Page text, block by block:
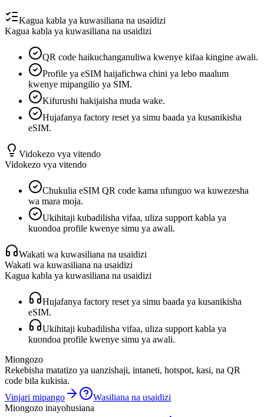
Kagua kabla ya kuwasiliana na usaidizi
Kagua kabla ya kuwasiliana na usaidizi
QR code haikuchanganuliwa kwenye kifaa kingine awali.
Profile ya eSIM haijafichwa chini ya lebo maalum
kwenye mipangilio ya SIM.
Kifurushi hakijaisha muda wake.
Hujafanya factory reset ya simu baada ya kusanikisha
eSIM.
Vidokezo vya vitendo
Vidokezo vya vitendo
Chukulia eSIM QR code kama ufunguo wa kuwezesha
wa mara moja.
Ukihitaji kubadilisha vifaa, uliza support kabla ya
kuondoa profile kwenye simu ya awali.
Wakati wa kuwasiliana na usaidizi
Wakati wa kuwasiliana na usaidizi
Kagua kabla ya kuwasiliana na usaidizi
Hujafanya factory reset ya simu baada ya kusanikisha
eSIM.
Ukihitaji kubadilisha vifaa, uliza support kabla ya
kuondoa profile kwenye simu ya awali.
Miongozo
Rekebisha matatizo ya uanzishaji, intaneti, hotspot, kasi, na QR
code bila kukisia.
Vinjari mipango
Wasiliana na usaidizi
Miongozo inayohusiana